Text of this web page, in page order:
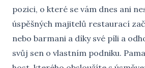
pozici, o které se vám dnes ani
úspěšných majitelů restaurací
nebo barmani a díky své píli a
svůj sen o vlastním podniku.